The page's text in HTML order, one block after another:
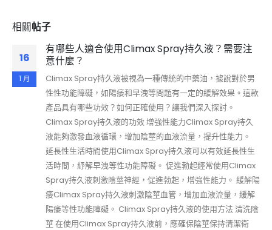
相關帖子
16
1 月
有哪些人適合使用Climax Spray持久液？需要注
意什麼？
Climax Spray持久液被視為一種傳統的中藥油，據說對於男
性性功能障礙，如陽痿和早洩等問題有一定的緩解效果。這款
產品具有哪些功效？如何正確使用？讓我們深入探討。
Climax Spray持久液的功效 增強性能力Climax Spray持久
液能夠激發血液循環，增加陰莖的血液流量，提升性能力。
延長性生活時間使用Climax Spray持久液可以有效延長性生
活時間，紓解早洩等性功能障礙。 促進勃起經常使用Climax
Spray持久液刺激陰莖神經，促進勃起，增強性能力。 緩解陽
痿Climax Spray持久液刺激陰莖血管，增加血液流量，緩解
陽痿等性功能障礙。 Climax Spray持久液的使用方法 清洗陰
莖 在使用Climax Spray持久液前，應確保陰莖保持清潔衛